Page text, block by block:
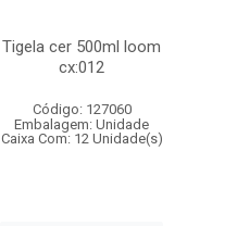
Tigela cer 500ml loom
cx:012
Código: 127060
Embalagem: Unidade
Caixa Com: 12 Unidade(s)